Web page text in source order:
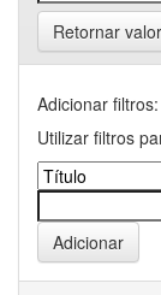
Retornar
Adicionar filtros:
Utilizar filtros